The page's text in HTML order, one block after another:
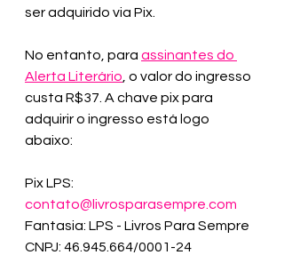
ser adquirido via Pix.
No entanto, para assinantes do
Alerta Literário , o valor do ingresso
custa R$37. A chave pix para
adquirir o ingresso está logo
abaixo:
Pix LPS:
contato@livrosparasempre.com
Fantasia: LPS - Livros Para Sempre
CNPJ: 46.945.664/0001-24